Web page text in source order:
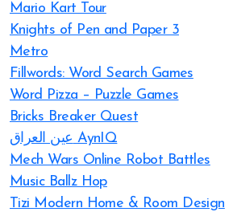
Mario Kart Tour
Knights of Pen and Paper 3
Metro
Fillwords: Word Search Games
Word Pizza – Puzzle Games
Bricks Breaker Quest
عين العراق AynIQ
Mech Wars Online Robot Battles
Music Ballz Hop
Tizi Modern Home & Room Design